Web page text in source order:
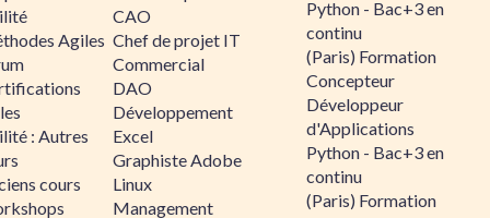
Agiles
: Autres
cours
CAO
Chef de projet IT
Commercial
DAO
Développement
Excel
Graphiste Adobe
Linux
Management
Python - Bac+3 en
continu
(Paris) Formation
Concepteur
Développeur
d'Applications
Python - Bac+3 en
continu
(Paris) Formation